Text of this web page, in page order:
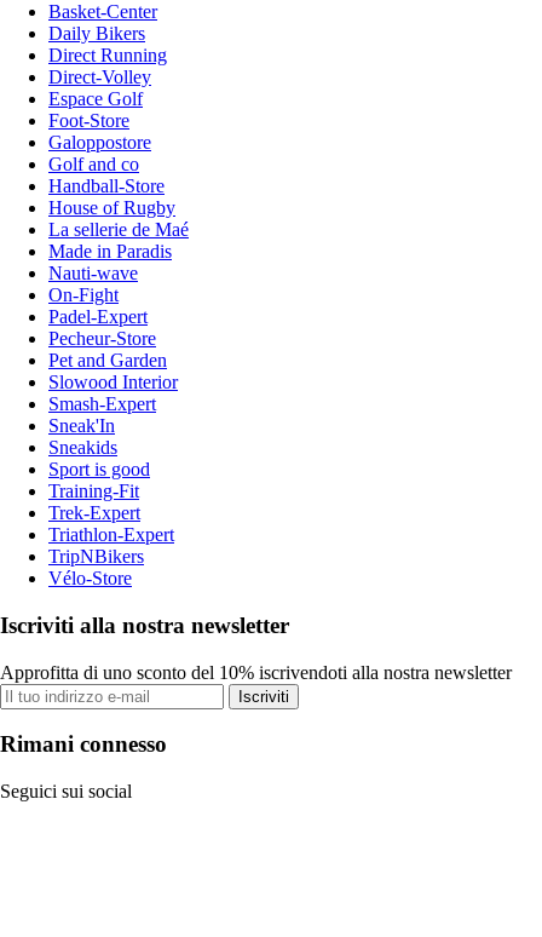
Basket-Center
Daily Bikers
Direct Running
Direct-Volley
Espace Golf
Foot-Store
Galoppostore
Golf and co
Handball-Store
House of Rugby
La sellerie de Maé
Made in Paradis
Nauti-wave
On-Fight
Padel-Expert
Pecheur-Store
Pet and Garden
Slowood Interior
Smash-Expert
Sneak'In
Sneakids
Sport is good
Training-Fit
Trek-Expert
Triathlon-Expert
TripNBikers
Vélo-Store
Iscriviti alla nostra newsletter
Approfitta di uno sconto del 10% iscrivendoti alla nostra newsletter
Iscriviti
Rimani connesso
Seguici sui social